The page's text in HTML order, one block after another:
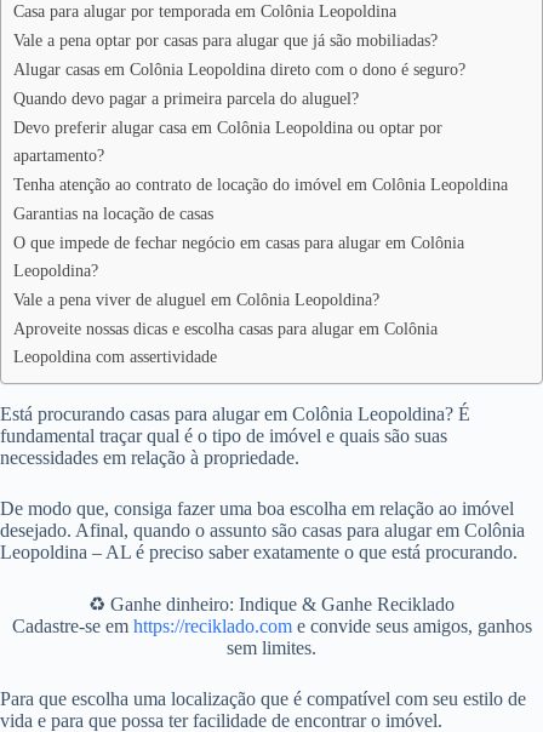
Casa para alugar por temporada em Colônia Leopoldina
Vale a pena optar por casas para alugar que já são mobiliadas?
Alugar casas em Colônia Leopoldina direto com o dono é seguro?
Quando devo pagar a primeira parcela do aluguel?
Devo preferir alugar casa em Colônia Leopoldina ou optar por
apartamento?
Tenha atenção ao contrato de locação do imóvel em Colônia Leopoldina
Garantias na locação de casas
O que impede de fechar negócio em casas para alugar em Colônia
Leopoldina?
Vale a pena viver de aluguel em Colônia Leopoldina?
Aproveite nossas dicas e escolha casas para alugar em Colônia
Leopoldina com assertividade
Está procurando casas para alugar em Colônia Leopoldina? É
fundamental traçar qual é o tipo de imóvel e quais são suas
necessidades em relação à propriedade.
De modo que, consiga fazer uma boa escolha em relação ao imóvel
desejado. Afinal, quando o assunto são casas para alugar em Colônia
Leopoldina – AL é preciso saber exatamente o que está procurando.
♻️ Ganhe dinheiro: Indique & Ganhe Reciklado
Cadastre-se em https://reciklado.come convide seus amigos, ganhos
sem limites.
Para que escolha uma localização que é compatível com seu estilo de
vida e para que possa ter facilidade de encontrar o imóvel.